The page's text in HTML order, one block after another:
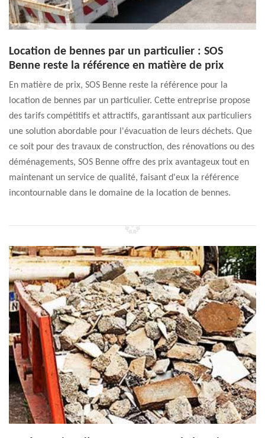
Location de bennes par un particulier : SOS
Benne reste la référence en matière de prix
En matière de prix, SOS Benne reste la référence pour la
location de bennes par un particulier. Cette entreprise propose
des tarifs compétitifs et attractifs, garantissant aux particuliers
une solution abordable pour l'évacuation de leurs déchets. Que
ce soit pour des travaux de construction, des rénovations ou des
déménagements, SOS Benne offre des prix avantageux tout en
maintenant un service de qualité, faisant d'eux la référence
incontournable dans le domaine de la location de bennes.